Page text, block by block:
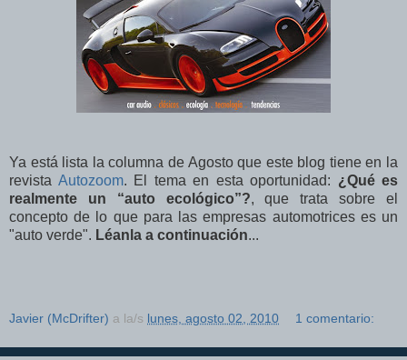
Ya está lista la columna de Agosto que este blog tiene en la
revista Autozoom. El tema en esta oportunidad: ¿Qué es
realmente un “auto ecológico”?, que trata sobre el
concepto de lo que para las empresas automotrices es un
"auto verde". Léanla a continuación...
Javier (McDrifter) a la/s lunes, agosto 02, 2010 1 comentario: